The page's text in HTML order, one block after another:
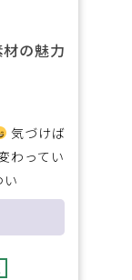
の魅力
気づけば
わってい
い